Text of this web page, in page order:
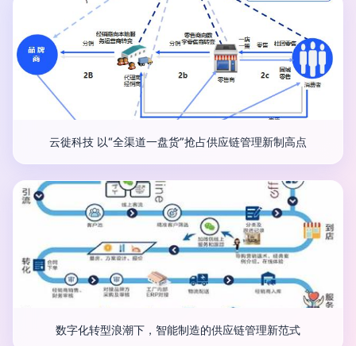
云徙科技 以“全渠道一盘货”抢占供应链管理新制高点
数字化转型浪潮下，智能制造的供应链管理新范式